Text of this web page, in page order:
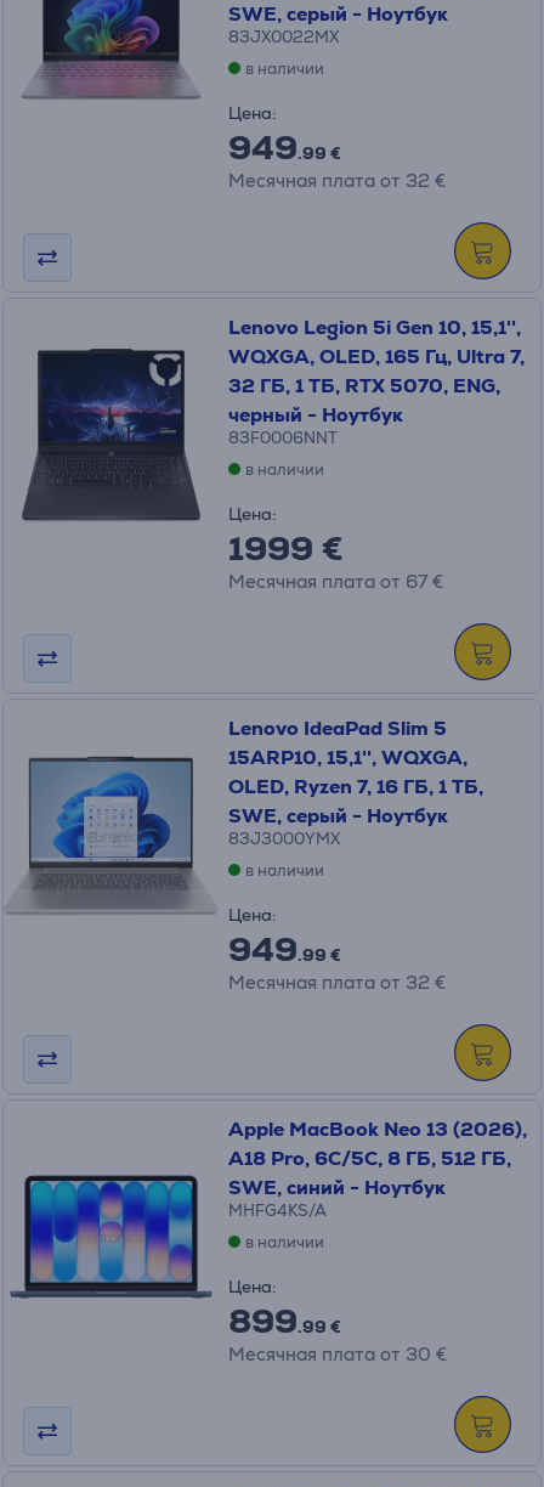
SWE, серый - Ноутбук
83JX0022MX
в наличии
Цена:
949.99 €
Месячная плата от 32 €
Lenovo Legion 5i Gen 10, 15,1'',
WQXGA, OLED, 165 Гц, Ultra 7,
32 ГБ, 1 ТБ, RTX 5070, ENG,
черный - Ноутбук
83F0006NNT
в наличии
Цена:
1999 €
Месячная плата от 67 €
Lenovo IdeaPad Slim 5
15ARP10, 15,1'', WQXGA,
OLED, Ryzen 7, 16 ГБ, 1 ТБ,
SWE, серый - Ноутбук
83J3000YMX
в наличии
Цена:
949.99 €
Месячная плата от 32 €
Apple MacBook Neo 13 (2026),
A18 Pro, 6C/5C, 8 ГБ, 512 ГБ,
SWE, синий - Ноутбук
MHFG4KS/A
в наличии
Цена:
899.99 €
Месячная плата от 30 €